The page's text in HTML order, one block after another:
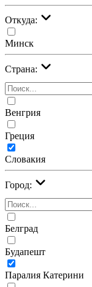
Откуда:
Минск
Страна:
Венгрия
Греция
Словакия
Город:
Белград
Будапешт
Паралия Катерини